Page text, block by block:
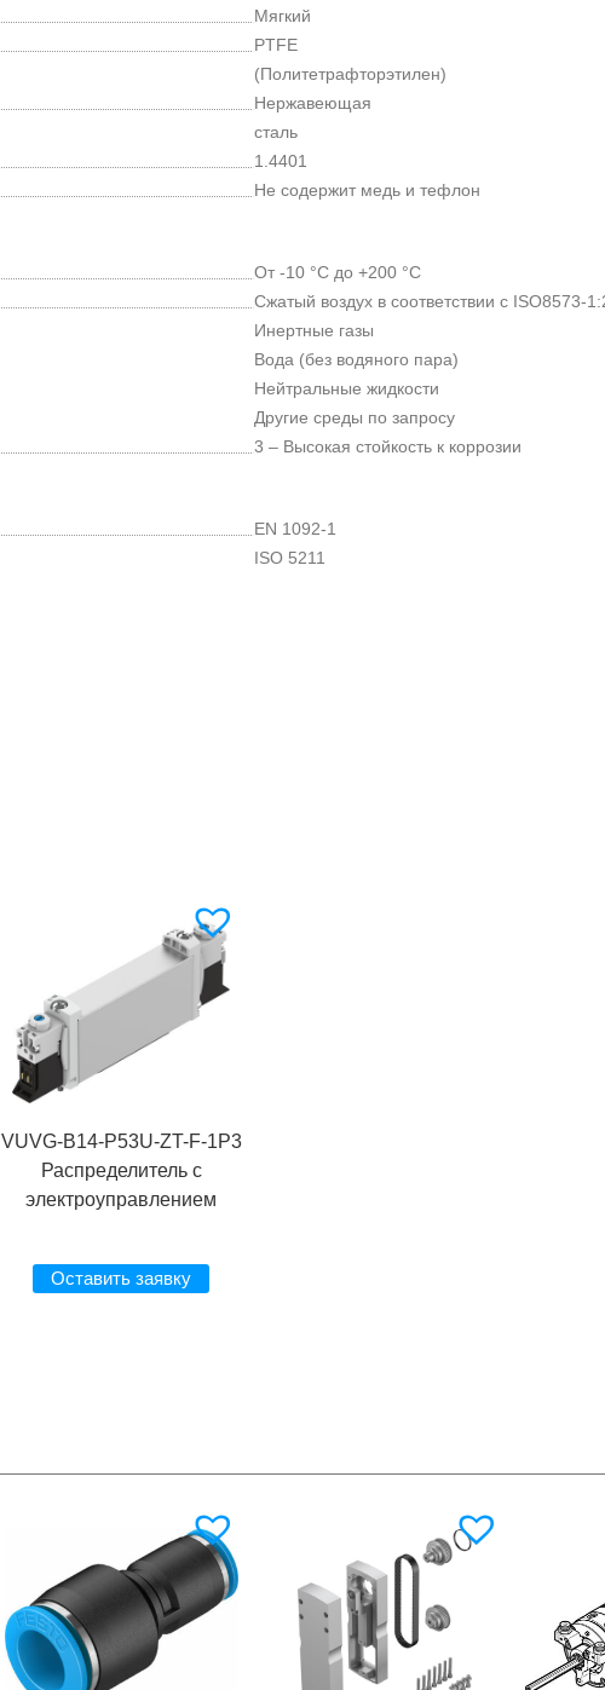
Мягкий
PTFE
(Политетрафторэтилен)
Нержавеющая
сталь
1.4401
Не содержит медь и тефлон
От -10 °C до +200 °C
Сжатый воздух в соответствии с ISO8573-
Инертные газы
Вода (без водяного пара)
Нейтральные жидкости
Другие среды по запросу
3 – Высокая стойкость к коррозии
EN 1092-1
ISO 5211
VUVG-B14-P53U-ZT-F-1P3
Распределитель с
электроуправлением
Оставить заявку